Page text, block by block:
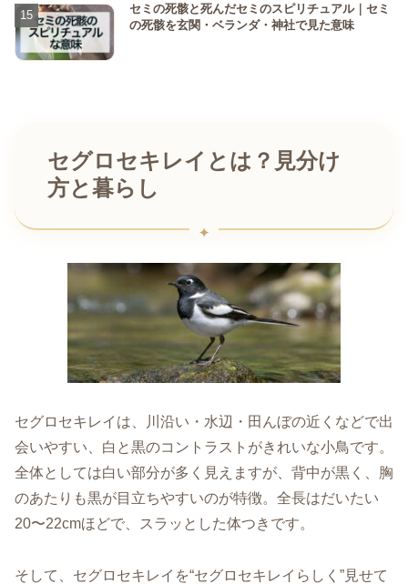
セミの死骸と死んだセミのスピリチュアル｜セミ
の死骸を玄関・ベランダ・神社で見た意味
セグロセキレイとは？見分け
方と暮らし
セグロセキレイは、川沿い・水辺・田んぼの近くなどで出
会いやすい、白と黒のコントラストがきれいな小鳥です。
全体としては白い部分が多く見えますが、背中が黒く、胸
のあたりも黒が目立ちやすいのが特徴。全長はだいたい
20〜22cmほどで、スラッとした体つきです。
そして、セグロセキレイを“セグロセキレイらしく”見せて